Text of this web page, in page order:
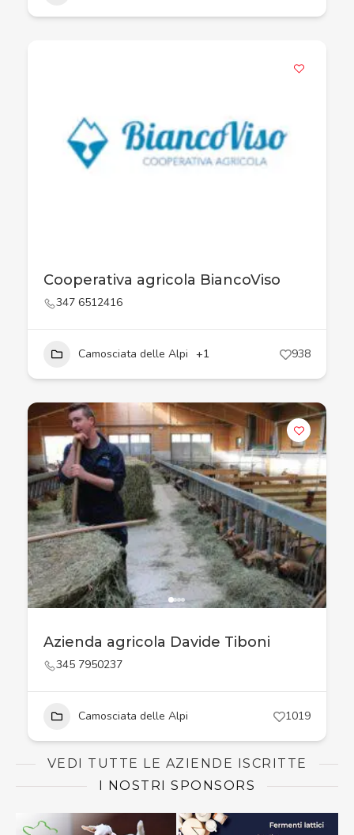
Cooperativa agricola BiancoViso
347 6512416
Camosciata delle Alpi +1 938
Azienda agricola Davide Tiboni
345 7950237
Camosciata delle Alpi 1019
VEDI TUTTE LE AZIENDE ISCRITTE
I NOSTRI SPONSORS